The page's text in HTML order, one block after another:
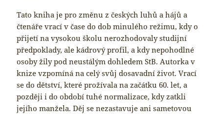
Tato kniha je pro změnu z českých luhů a hájů a
čtenáře vrací v čase do dob minulého režimu, kdy o
přijetí na vysokou školu nerozhodovaly studijní
předpoklady, ale kádrový profil, a kdy nepohodlné
osoby žily pod neustálým dohledem StB. Autorka v
knize vzpomíná na celý svůj dosavadní život. Vrací
se do dětství, které prožívala na začátku 60. let, a
později i do období tuhé normalizace, kdy zatkli
jejího manžela. Děj se nezastavuje ani sametovou